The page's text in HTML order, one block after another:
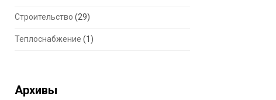
Строительство (29)
Теплоснабжение (1)
Архивы